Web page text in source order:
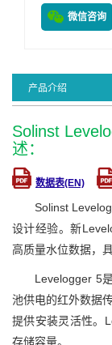
微信咨询
产品介绍
Solinst
述：
数据表(EN)
Solinst
设计经验。新
高质量水位数据，
Levelogger 5
池供电的红外数据
提供安装灵活性。
存储容量。